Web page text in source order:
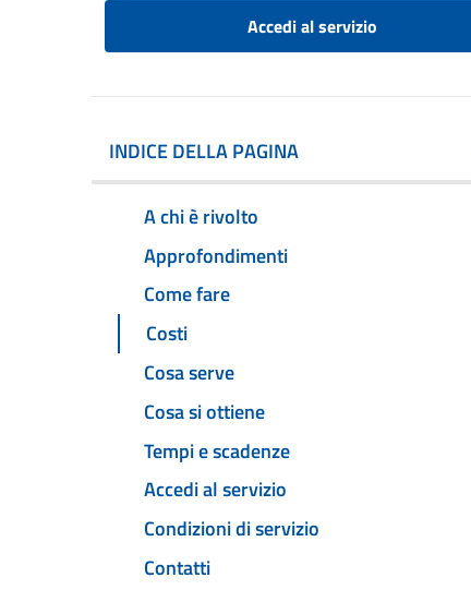
Accedi al servizio
INDICE DELLA PAGINA
A chi è rivolto
Approfondimenti
Come fare
Costi
Cosa serve
Cosa si ottiene
Tempi e scadenze
Accedi al servizio
Condizioni di servizio
Contatti